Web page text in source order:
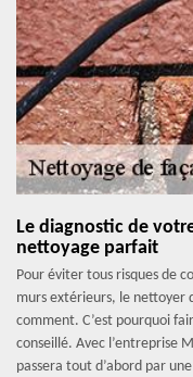
Le diagnostic de
nettoyage parfait
Pour éviter tous risques de
murs extérieurs, le nettoyer
comment. C’est pourquoi
conseillé. Avec l’entreprise
passera tout d’abord par